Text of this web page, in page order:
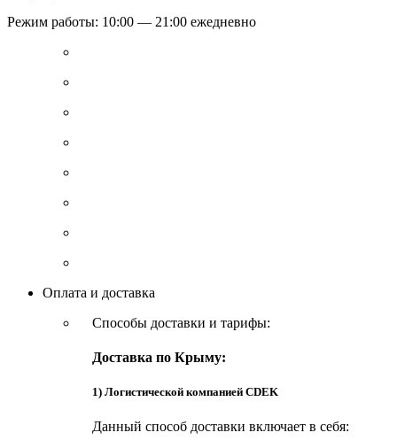
Режим работы: 10:00 — 21:00 ежедневно
Оплата и доставка
Способы доставки и тарифы:
Доставка по Крыму:
1) Логистической компанией CDEK
Данный способ доставки включает в себя: